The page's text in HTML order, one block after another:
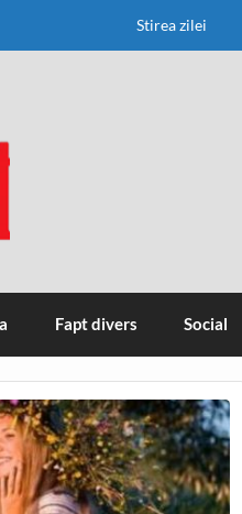
Stirea zilei
Fapt divers Social